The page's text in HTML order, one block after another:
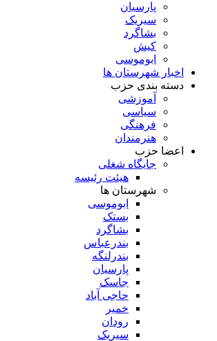
پارسیان
سیریک
بشاگرد
کیش
ابوموسی
اخبار شهرستان ها
دسته بندی حزب
آموزشی
سیاسی
فرهنگی
هنرمندان
اعضا حزب
جایگاه شغلی
هیئت رئیسه
شهرستان ها
ابوموسی
بستک
بشاگرد
بندرعباس
بندرلنگه
پارسیان
جاسک
حاجی آباد
خمیر
رودان
سیریک